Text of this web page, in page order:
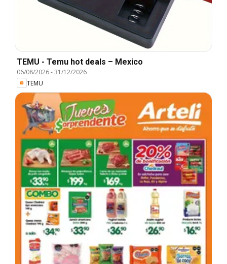
TEMU - Temu hot deals – Mexico
06/08/2026-31/12/2026
TEMU